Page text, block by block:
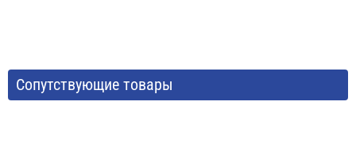
Сопутствующие товары